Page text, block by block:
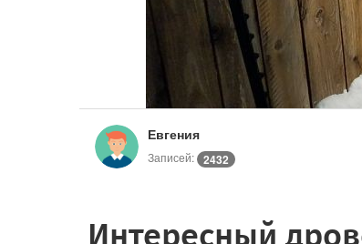
Евгения
Записей: 2432
Интересный